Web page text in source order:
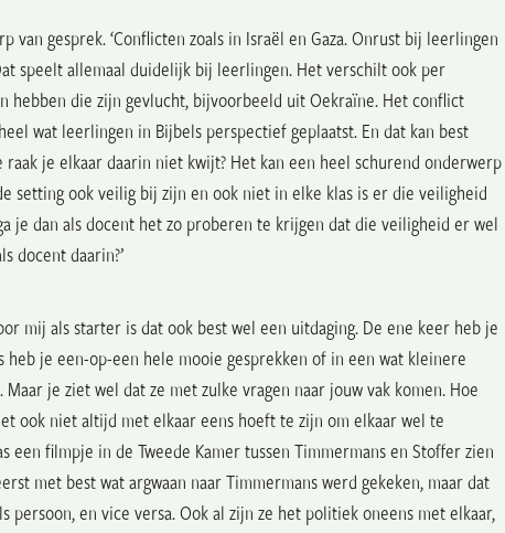
van gesprek. ‘Conflicten zoals in Israël en Gaza. Onrust bij leerlingen
speelt allemaal duidelijk bij leerlingen. Het verschilt ook per
hebben die zijn gevlucht, bijvoorbeeld uit Oekraïne. Het conflict
wat leerlingen in Bijbels perspectief geplaatst. En dat kan best
je elkaar daarin niet kwijt? Het kan een heel schurend onderwerp
setting ook veilig bij zijn en ook niet in elke klas is er die veiligheid
je dan als docent het zo proberen te krijgen dat die veiligheid er wel
docent daarin?’
mij als starter is dat ook best wel een uitdaging. De ene keer heb je
heb je een-op-een hele mooie gesprekken of in een wat kleinere
je ziet wel dat ze met zulke vragen naar jouw vak komen. Hoe
ook niet altijd met elkaar eens hoeft te zijn om elkaar wel te
filmpje in de Tweede Kamer tussen Timmermans en Stoffer zien
met best wat argwaan naar Timmermans werd gekeken, maar dat
persoon, en vice versa. Ook al zijn ze het politiek oneens met elkaar,